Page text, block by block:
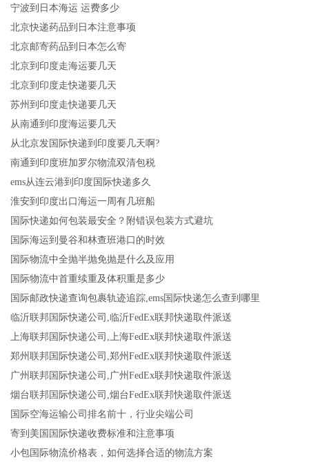
宁波到日本海运 运费多少
北京快递药品到日本注意事项
北京邮寄药品到日本怎么寄
北京到印度走海运要几天
北京到印度走快递要几天
苏州到印度走快递要几天
从南通到印度海运要几天
从北京发国际快递到印度要几天啊?
南通到印度班加罗尔物流双清包税
ems从连云港到印度国际快递多久
淮安到印度出口海运一周有几班船
国际快递如何包装最安全？附错误包装方式避坑
国际海运到曼谷和林查班港口的时效
国际物流中全抛半抛免抛是什么及应用
国际物流中首重续重及体积重是多少
国际邮政快递查询包裹轨迹追踪,ems国际快递怎么查到哪里
临沂联邦国际快递公司,临沂FedEx联邦快递取件派送
上海联邦国际快递公司,上海FedEx联邦快递取件派送
郑州联邦国际快递公司,郑州FedEx联邦快递取件派送
广州联邦国际快递公司,广州FedEx联邦快递取件派送
烟台联邦国际快递公司,烟台FedEx联邦快递取件派送
国际空海运输公司排名前十，行业尖端公司
寄到美国国际快递收费标准和注意事项
小包国际物流价格表，如何选择合适的物流方案